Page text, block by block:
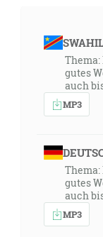
Thema:
gutes
auch
MP3
Thema:
gutes
auch
MP3